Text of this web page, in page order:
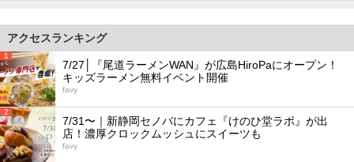
アクセスランキング
1
7/27│『尾道ラーメンWAN』が広島HiroPaにオープン！
キッズラーメン無料イベント開催
favy
2
7/31〜｜新静岡セノバにカフェ『けのひ堂ラボ』が出
店！濃厚クロックムッシュにスイーツも
favy